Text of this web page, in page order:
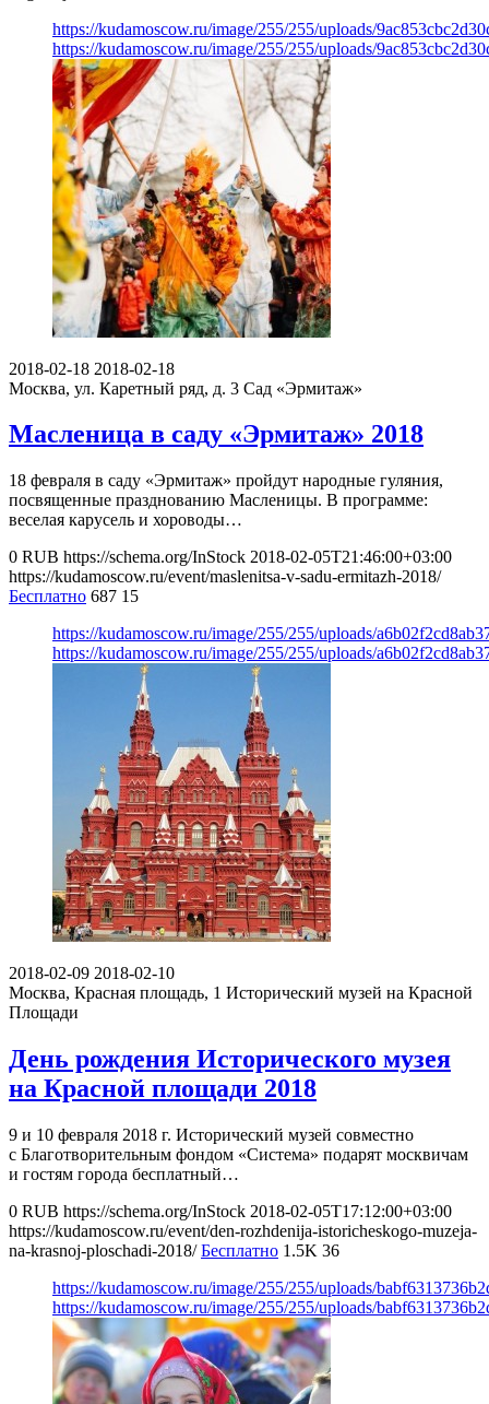
https://kudamoscow.ru/image/255/255/uploads/
https://kudamoscow.ru/image/255/255/uploads/
2018-02-18 2018-02-18
Москва, ул. Каретный ряд, д. 3 Сад «Эрмитаж»
Масленица в саду «Эрмитаж» 2018
18 февраля в саду «Эрмитаж» пройдут народные гуляния,
посвященные празднованию Масленицы. В программе:
веселая карусель и хороводы…
0 RUB https://schema.org/InStock 2018-02-05T21:46:00+03:00
https://kudamoscow.ru/event/maslenitsa-v-sadu-ermitazh-2018/
Бесплатно 687 15
https://kudamoscow.ru/image/255/255/uploads/
https://kudamoscow.ru/image/255/255/uploads/
2018-02-09 2018-02-10
Москва, Красная площадь, 1 Исторический музей на Красной
Площади
День рождения Исторического музея
на Красной площади 2018
9 и 10 февраля 2018 г. Исторический музей совместно
с Благотворительным фондом «Система» подарят москвичам
и гостям города бесплатный…
0 RUB https://schema.org/InStock 2018-02-05T17:12:00+03:00
https://kudamoscow.ru/event/den-rozhdenija-istoricheskogo-muzeja-
na-krasnoj-ploschadi-2018/ Бесплатно 1.5K 36
https://kudamoscow.ru/image/255/255/uploads/
https://kudamoscow.ru/image/255/255/uploads/